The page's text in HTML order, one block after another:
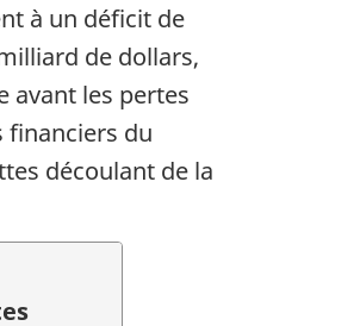
à un déficit de
de dollars,
avant les pertes
financiers du
découlant de la